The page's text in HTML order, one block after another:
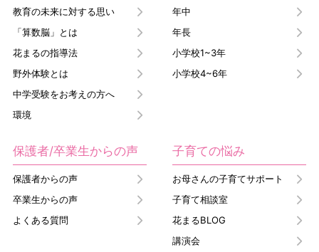
教育の未来に対する思い
「算数脳」とは
花まるの指導法
野外体験とは
中学受験をお考えの方へ
環境
年中
年長
小学校1~3年
小学校4~6年
保護者/卒業生からの声
保護者からの声
卒業生からの声
よくある質問
子育ての悩み
お母さんの子育てサポート
子育て相談室
花まるBLOG
講演会